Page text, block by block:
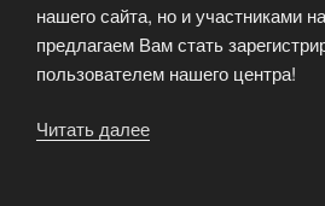
нашего сайта, но и участниками
предлагаем Вам стать
пользователем нашего центра!
Читать далее